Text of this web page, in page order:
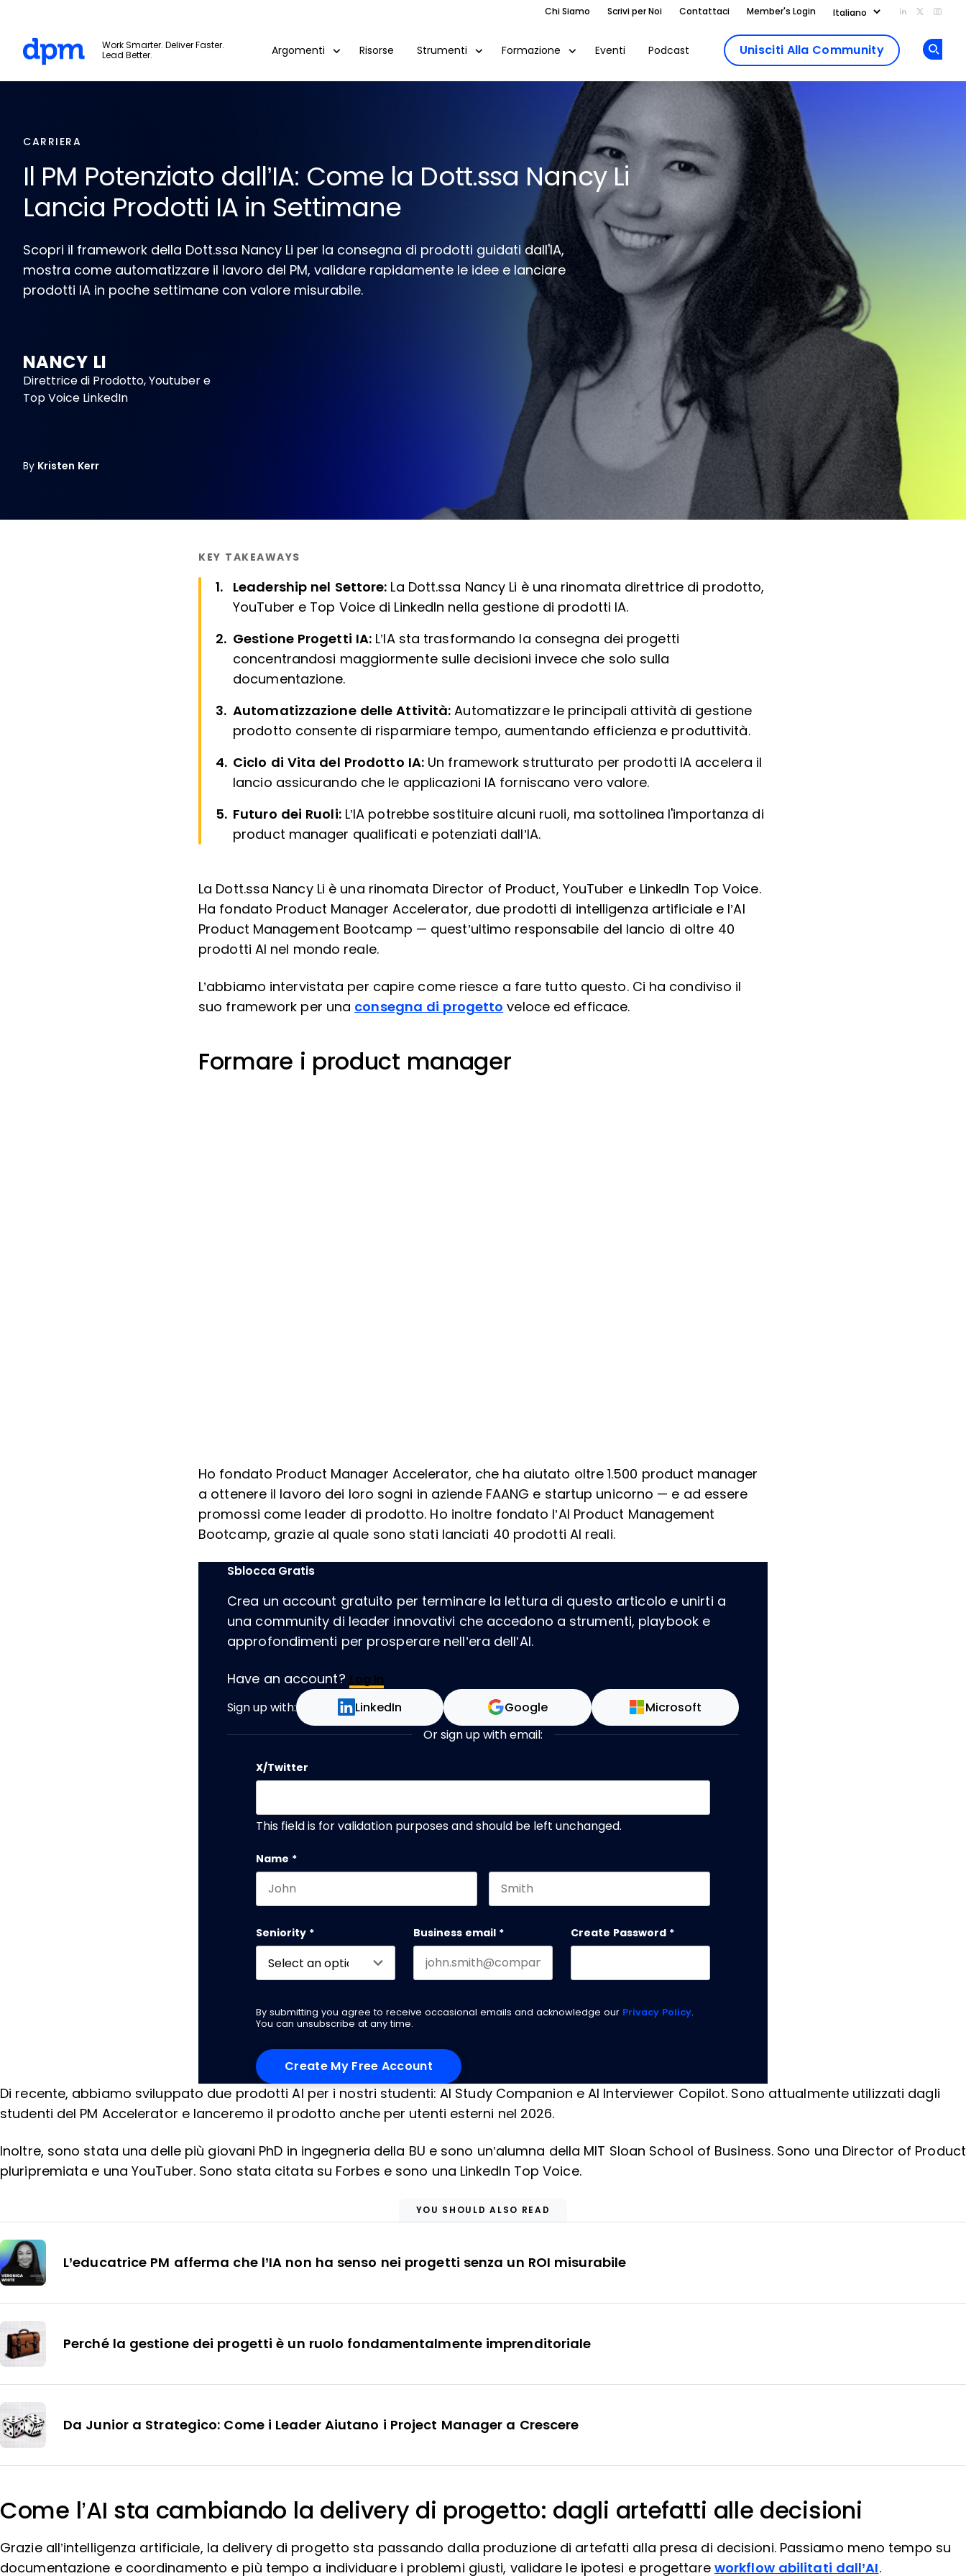
Chi Siamo Scrivi per Noi Contattaci Member's Login Add us on
Follow
Work Smarter. Deliver Faster.
Lead Better.
Argomenti Risorse Strumenti Formazione Eventi Podcast Unisciti Alla Community
CARRIERA
Il PM Potenziato dall’IA: Come la Dott.ssa Nancy Li
Lancia Prodotti IA in Settimane
Scopri il framework della Dott.ssa Nancy Li per la consegna di prodotti guidati dall'IA,
mostra come automatizzare il lavoro del PM, validare rapidamente le idee e lanciare
prodotti IA in poche settimane con valore misurabile.
NANCY LI
Direttrice di Prodotto, Youtuber e
Top Voice LinkedIn
By Kristen Kerr
KEY TAKEAWAYS
Leadership nel Settore: La Dott.ssa Nancy Li è una rinomata direttrice di prodotto,
YouTuber e Top Voice di LinkedIn nella gestione di prodotti IA.
Gestione Progetti IA: L’IA sta trasformando la consegna dei progetti
concentrandosi maggiormente sulle decisioni invece che solo sulla
documentazione.
Automatizzazione delle Attività:Automatizzare le principali attività di gestione
prodotto consente di risparmiare tempo, aumentando efficienza e produttività.
Ciclo di Vita del Prodotto IA: Un framework strutturato per prodotti IA accelera il
lancio assicurando che le applicazioni IA forniscano vero valore.
Futuro dei Ruoli: L’IA potrebbe sostituire alcuni ruoli, ma sottolinea l'importanza di
product manager qualificati e potenziati dall’IA.
La Dott.ssa Nancy Li è una rinomata Director of Product, YouTuber e LinkedIn Top Voice.
Ha fondato Product Manager Accelerator, due prodotti di intelligenza artificiale e l’AI
Product Management Bootcamp — quest’ultimo responsabile del lancio di oltre 40
prodotti AI nel mondo reale.
L’abbiamo intervistata per capire come riesce a fare tutto questo. Ci ha condiviso il
suo framework per una consegna di progetto veloce ed efficace.
Formare i product manager
Ho fondato Product Manager Accelerator, che ha aiutato oltre 1.500 product manager
a ottenere il lavoro dei loro sogni in aziende FAANG e startup unicorno — e ad essere
promossi come leader di prodotto. Ho inoltre fondato l’AI Product Management
Bootcamp, grazie al quale sono stati lanciati 40 prodotti AI reali.
Sblocca Gratis
Crea un account gratuito per terminare la lettura di questo articolo e unirti a
una community di leader innovativi che accedono a strumenti, playbook e
approfondimenti per prosperare nell’era dell’AI.
Have an account? Log In
Sign up with: LinkedIn Google Microsoft
Or sign up with email:
X/Twitter
This field is for validation purposes and should be left unchanged.
Name *
Seniority * Business email * Create Password *
By submitting you agree to receive occasional emails and acknowledge our Privacy Policy
You can unsubscribe at any time.
Di recente, abbiamo sviluppato due prodotti AI per i nostri studenti: AI Study Companion e AI Interviewer Copilot. Sono attualmente utilizzati dagli
studenti del PM Accelerator e lanceremo il prodotto anche per utenti esterni nel 2026.
Inoltre, sono stata una delle più giovani PhD in ingegneria della BU e sono un’alumna della MIT Sloan School of Business. Sono una Director of Product
pluripremiata e una YouTuber. Sono stata citata su Forbes e sono una LinkedIn Top Voice.
YOU SHOULD ALSO READ
L’educatrice PM afferma che l’IA non ha senso nei progetti senza un ROI misurabile
Perché la gestione dei progetti è un ruolo fondamentalmente imprenditoriale
Da Junior a Strategico: Come i Leader Aiutano i Project Manager a Crescere
Come l’AI sta cambiando la delivery di progetto: dagli artefatti alle decisioni
Grazie all’intelligenza artificiale, la delivery di progetto sta passando dalla produzione di artefatti alla presa di decisioni. Passiamo meno tempo su
documentazione e coordinamento e più tempo a individuare i problemi giusti, validare le ipotesi e progettare workflow abilitati dall’AI.